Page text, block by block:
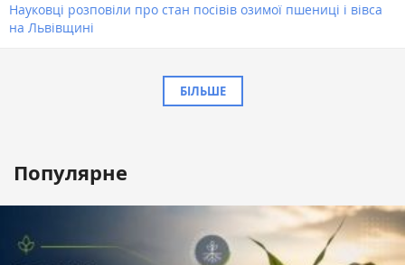
Науковці розповіли про стан посівів озимої пшениці і вівса
на Львівщині
БІЛЬШЕ
Популярне